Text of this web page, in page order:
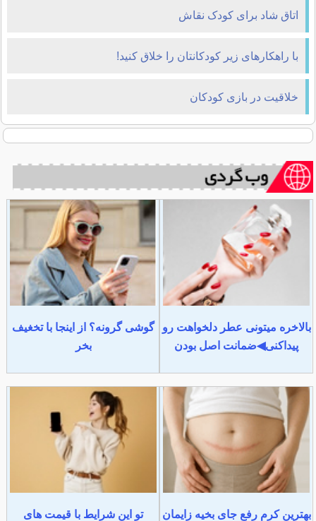
اتاق شاد برای کودک نقاش
با راهکارهای زیر کودکانتان را خلاق کنید!
خلاقیت در بازی کودکان
بالاخره میتونی عطر دلخواهت رو
پیداکنی◀ضمانت اصل بودن
گوشی گرونه؟ از اینجا با تخغیف
بخر
بهترین کرم رفع جای بخیه زایمان
تو این شرایط با قیمت های